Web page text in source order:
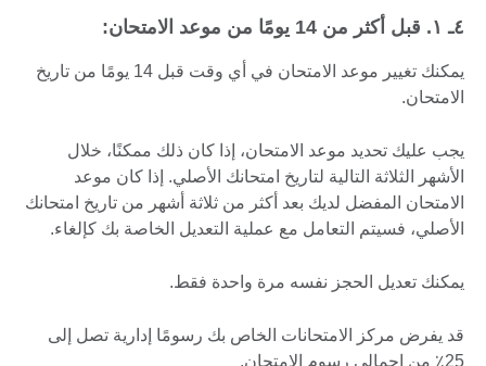
٤ـ ۱. قبل أكثر من 14 يومًا من موعد الامتحان:
يمكنك تغيير موعد الامتحان في أي وقت قبل 14 يومًا من تاريخ
الامتحان.
يجب عليك تحديد موعد الامتحان، إذا كان ذلك ممكنًا، خلال
الأشهر الثلاثة التالية لتاريخ امتحانك الأصلي. إذا كان موعد
الامتحان المفضل لديك بعد أكثر من ثلاثة أشهر من تاريخ امتحانك
الأصلي، فسيتم التعامل مع عملية التعديل الخاصة بك كإلغاء.
يمكنك تعديل الحجز نفسه مرة واحدة فقط.
قد يفرض مركز الامتحانات الخاص بك رسومًا إدارية تصل إلى
25٪ من إجمالي رسوم الامتحان.